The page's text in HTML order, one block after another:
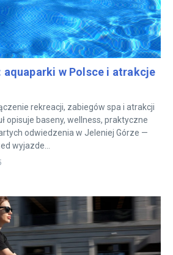
aquaparki w Polsce i atrakcje
rekreacji, zabiegów spa i atrakcji
opisuje baseny, wellness, praktyczne
odwiedzenia w Jeleniej Górze —
wyjazde...